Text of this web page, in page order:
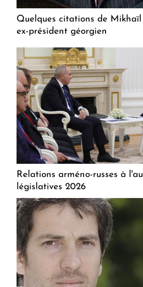
Quelques citations de Mikhaïl
ex-président géorgien
Relations arméno-russes à
législatives 2026